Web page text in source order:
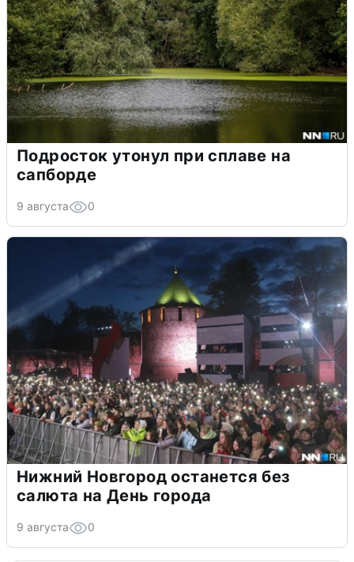
Подросток утонул при сплаве на
сапборде
9 августа 0
Нижний Новгород останется без
салюта на День города
9 августа 0